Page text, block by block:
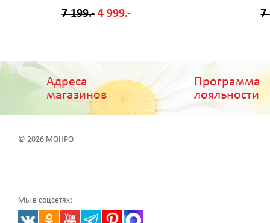
7 199.- 4 999.- 7
Адреса
магазинов
Программа
лояльности
© 2026 МОНРО
Мы в соцсетях: